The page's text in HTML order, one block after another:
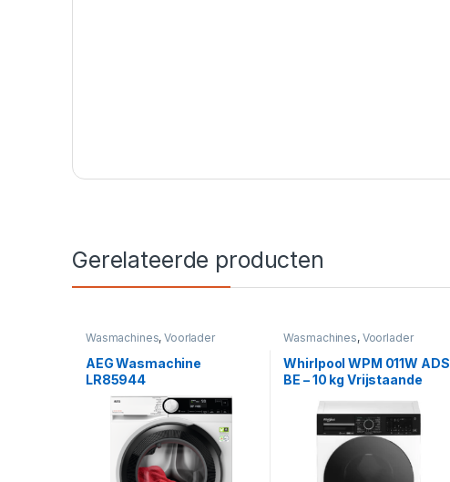
Gerelateerde producten
Wasmachines,Voorlader
AEG Wasmachine
LR85944
Wasmachines, Voorlader
Whirlpool WPM 011W ADS
BE – 10 kg Vrijstaande
met Adaptive Wash